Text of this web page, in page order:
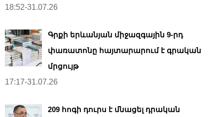
18:52-31.07.26
Գրքի երևանյան միջազգային 9-րդ
փառատոնը հայտարարում է գրական
մրցույթ
17:17-31.07.26
209 հոգի դուրս է մնացել դրական